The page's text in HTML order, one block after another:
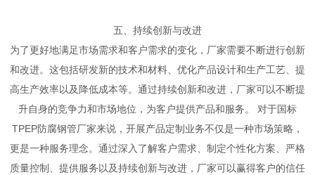
五、持续创新与改进
为了更好地满足市场需求和客户需求的变化，厂家需要不断进行创新
和改进。这包括研发新的技术和材料、优化产品设计和生产工艺、提
高生产效率以及降低成本等。通过持续创新和改进，厂家可以不断提
升自身的竞争力和市场地位，为客户提供产品和服务。 对于国标
TPEP防腐钢管厂家来说，开展产品定制业务不仅是一种市场策略，
更是一种服务理念。通过深入了解客户需求、制定个性化方案、严格
质量控制、提供服务以及持续创新与改进，厂家可以赢得客户的信任